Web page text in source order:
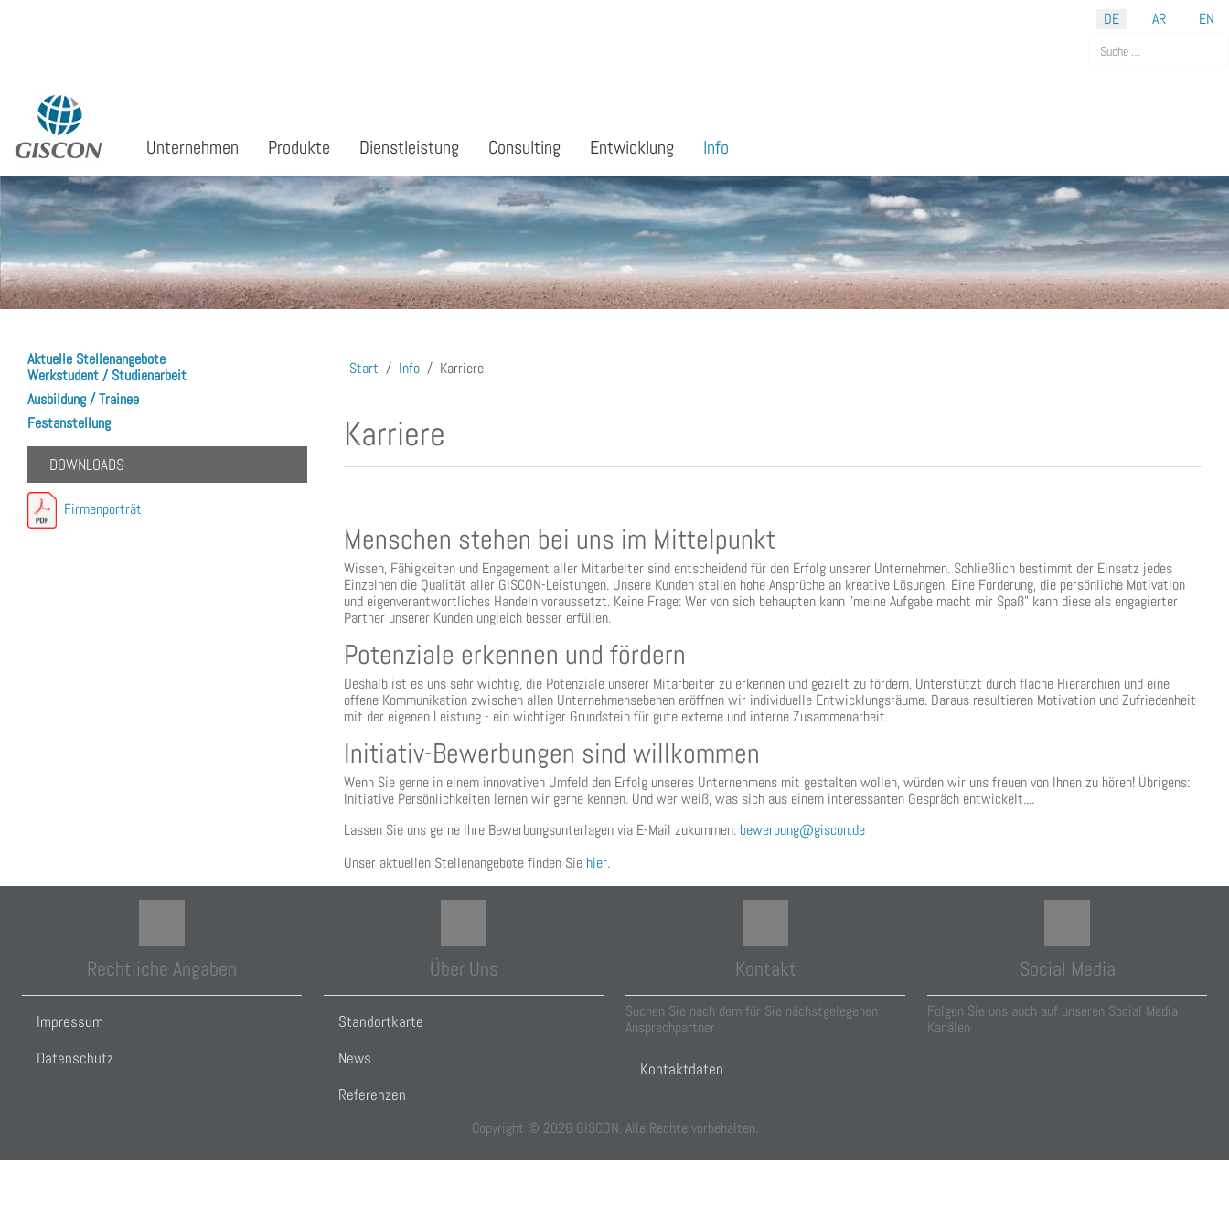
DE AR
EN
Unternehmen Produkte Dienstleistung Consulting Entwicklung Info
Aktuelle Stellenangebote
Werkstudent / Studienarbeit
Ausbildung / Trainee
Festanstellung
DOWNLOADS
Firmenporträt
Start Info Karriere
Karriere
Menschen stehen bei uns im Mittelpunkt
Wissen, Fähigkeiten und Engagement aller Mitarbeiter sind entscheidend für den Erfolg unserer Unternehmen. Schließlich bestimmt der Einsatz jedes
Einzelnen die Qualität aller GISCON-Leistungen. Unsere Kunden stellen hohe Ansprüche an kreative Lösungen. Eine Forderung, die persönliche Motivation
und eigenverantwortliches Handeln voraussetzt. Keine Frage: Wer von sich behaupten kann "meine Aufgabe macht mir Spaß" kann diese als engagierter
Partner unserer Kunden ungleich besser erfüllen.
Potenziale erkennen und fördern
Deshalb ist es uns sehr wichtig, die Potenziale unserer Mitarbeiter zu erkennen und gezielt zu fördern. Unterstützt durch flache Hierarchien und eine
offene Kommunikation zwischen allen Unternehmensebenen eröffnen wir individuelle Entwicklungsräume. Daraus resultieren Motivation und Zufriedenheit
mit der eigenen Leistung - ein wichtiger Grundstein für gute externe und interne Zusammenarbeit.
Initiativ-Bewerbungen sind willkommen
Wenn Sie gerne in einem innovativen Umfeld den Erfolg unseres Unternehmens mit gestalten wollen, würden wir uns freuen von Ihnen zu hören! Übrigens:
Initiative Persönlichkeiten lernen wir gerne kennen. Und wer weiß, was sich aus einem interessanten Gespräch entwickelt....
Lassen Sie uns gerne Ihre Bewerbungsunterlagen via E-Mail zukommen: bewerbung@giscon.de
Unser aktuellen Stellenangebote finden Sie hier.
Rechtliche Angaben
Impressum
Datenschutz
Über Uns
Standortkarte
News
Referenzen
Kontakt
Suchen Sie nach dem für Sie nächstgelegenen
Ansprechpartner
Kontaktdaten
Social Media
Folgen Sie uns auch auf unseren Social Media
Kanälen
Copyright © 2026 GISCON. Alle Rechte vorbehalten.